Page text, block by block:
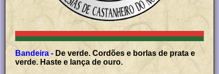
Bandeira - De verde. Cordões e borlas de prata e
verde. Haste e lança de ouro.